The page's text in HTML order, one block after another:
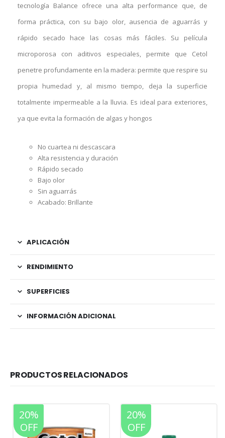
tecnología Balance ofrece una alta performance que, de
forma práctica, con su bajo olor, ausencia de aguarrás y
rápido secado hace las cosas más fáciles. Su película
microporosa con aditivos especiales, permite que Cetol
penetre profundamente en la madera: permite que respire su
propia humedad y, al mismo tiempo, deja la superficie
totalmente impermeable a la lluvia. Es ideal para exteriores,
ya que evita la formación de algas y hongos
No cuartea ni descascara
Alta resistencia y duración
Rápido secado
Bajo olor
Sin aguarrás
Acabado: Brillante
APLICACIÓN
RENDIMIENTO
SUPERFICIES
INFORMACIÓN ADICIONAL
PRODUCTOS RELACIONADOS
20%
OFF
20%
OFF